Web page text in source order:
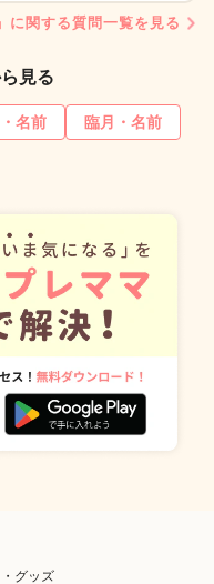
に関する質問一覧を見る
見る
名前
臨月・名前
グッズ